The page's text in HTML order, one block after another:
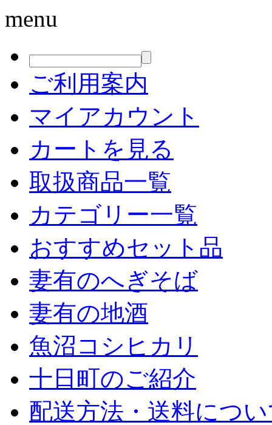
menu
ご利用案内
マイアカウント
カートを見る
取扱商品一覧
カテゴリー一覧
おすすめセット品
妻有のへぎそば
妻有の地酒
魚沼コシヒカリ
十日町のご紹介
配送方法・送料につ